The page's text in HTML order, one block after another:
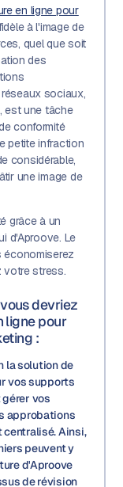
en ligne pour
à l'image de
quel que soit
des
sociaux,
est une tâche
conformité
petite infraction
considérable,
une image de
grâce à un
d'Aproove. Le
économiserez
votre stress.
devriez
ligne pour
:
la solution de
vos supports
vos
approbations
Ainsi,
peuvent y
d'Aproove
de révision